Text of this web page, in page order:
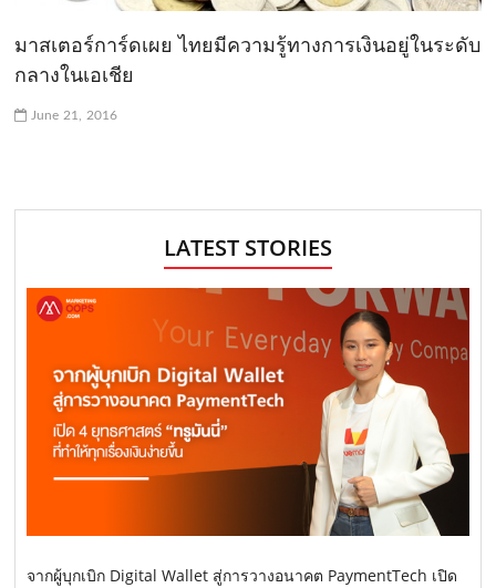
มาสเตอร์การ์ดเผย ไทยมีความรู้ทางการเงินอยู่ในระดับ
กลางในเอเชีย
June 21, 2016
LATEST STORIES
จากผู้บุกเบิก Digital Wallet สู่การวางอนาคต PaymentTech เปิด